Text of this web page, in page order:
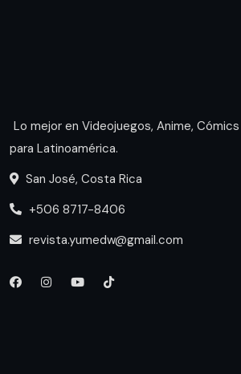
Lo mejor en Videojuegos, Anime,
para Latinoamérica.
San José, Costa Rica
+506 8717-8406
revista.yumedw@gmail.com